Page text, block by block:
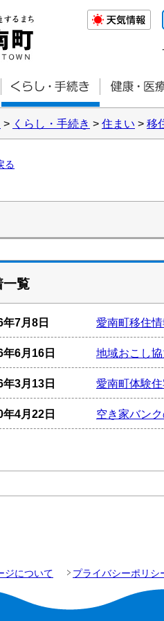
> くらし・手続き > 住まい > 移
る
一覧
年7月8日 愛南町移住
年6月16日 地域おこし
年3月13日 愛南町体験
年4月22日 空き家バン
ジについて プライバシーポリシ